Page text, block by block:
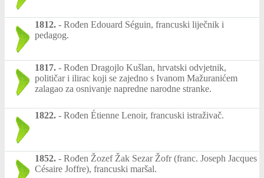
1812. - Rođen Edouard Séguin, francuski liječnik i
pedagog.
1817. - Rođen Dragojlo Kušlan, hrvatski odvjetnik,
političar i ilirac koji se zajedno s Ivanom Mažuranićem
zalagao za osnivanje napredne narodne stranke.
1822. - Rođen Étienne Lenoir, francuski istraživač.
1852. - Rođen Žozef Žak Sezar Žofr (franc. Joseph Jacques
Césaire Joffre), francuski maršal.